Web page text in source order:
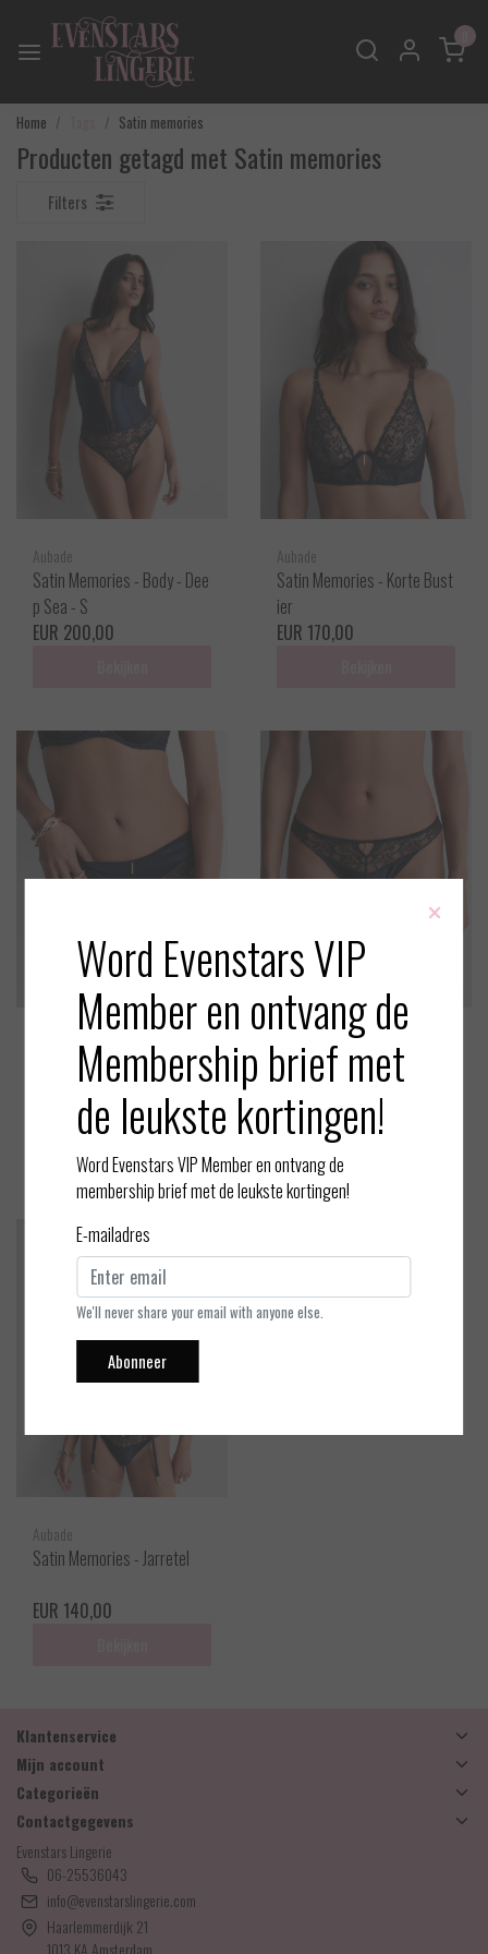
Home Satin memories
Producten getagd met Satin memories
Filters
Aubade
Satin Memories - Body - Dee
p Sea - S
EUR 200,00
Aubade
Satin Memories - Korte Bust
ier
EUR 170,00
Satin Memories - Shorty
EUR 95,00
Bekijken
Aubade
Satin Memories - String
EUR 80,00
Bekijken
Aubade
Satin Memories - Jarretel
EUR 140,00
Klantenservice
Mijn account
Categorieën
Contactgegevens
Evenstars Lingerie
06-25536043
info@evenstarslingerie.com
Haarlemmerdijk 21
1013 KA Amsterdam
×
Word Evenstars VIP
Member en ontvang de
Membership brief met
de leukste kortingen!
Word Evenstars VIP Member en ontvang de
membership brief met de leukste kortingen!
E-mailadres
We'll never share your email with anyone else.
Abonneer